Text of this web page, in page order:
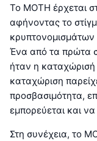
Το MOTH έρχεται
αφήνοντας το
Ένα από τα πρώτα
ήταν η
καταχώριση
προσβασιμότητα,
εμπορεύεται και
Στη συνέχεια, το